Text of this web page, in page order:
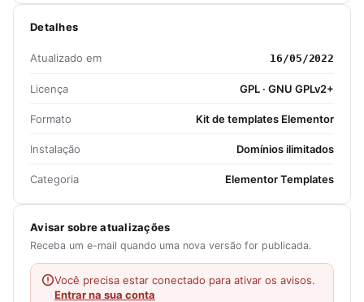
Detalhes
Atualizado em 16/05/2022
Licença GPL · GNU GPLv2+
Formato Kit de templates Elementor
Instalação Domínios ilimitados
Categoria Elementor Templates
Avisar sobre atualizações
Receba um e-mail quando uma nova versão for publicada.
Você precisa estar conectado para ativar os avisos.
Entrar na sua conta